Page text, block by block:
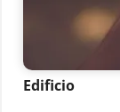
Edificio